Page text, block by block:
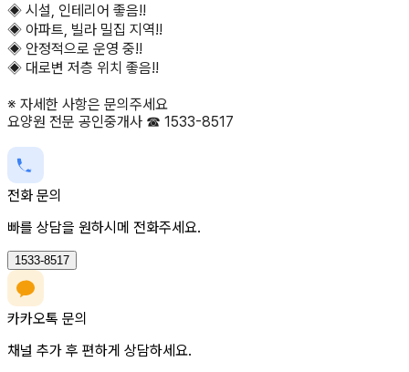
◈ 시설, 인테리어 좋음!!
◈ 아파트, 빌라 밀집 지역!!
◈ 안정적으로 운영 중!!
◈ 대로변 저층 위치 좋음!!
※ 자세한 사항은 문의주세요
요양원 전문 공인중개사 ☎ 1533-8517
전화 문의
빠를 상담을 원하시메 전화주세요.
1533-8517
카카오톡 문의
채널 추가 후 편하게 상담하세요.